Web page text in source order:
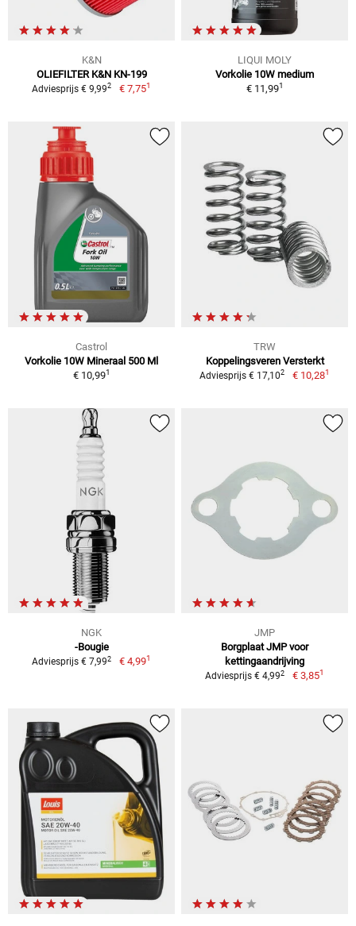
K&N
OLIEFILTER K&N KN-199
Adviesprijs € 9,992 € 7,751
LIQUI MOLY
Vorkolie 10W medium
€ 11,991
Castrol
Vorkolie 10W Mineraal 500 Ml
€ 10,991
TRW
Koppelingsveren Versterkt
Adviesprijs € 17,102 € 10,281
NGK
-Bougie
Adviesprijs € 7,992 € 4,991
JMP
Borgplaat JMP voor
kettingaandrijving
Adviesprijs € 4,992 € 3,851